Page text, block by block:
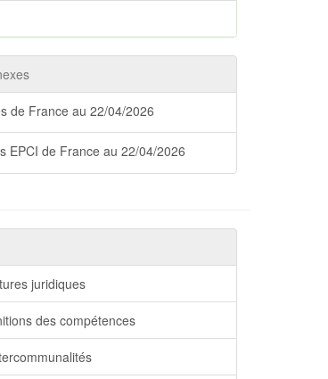
de France au 22/04/2026
EPCI de France au 22/04/2026
juridiques
des compétences